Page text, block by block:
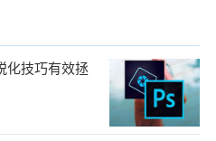
化技巧有效拯